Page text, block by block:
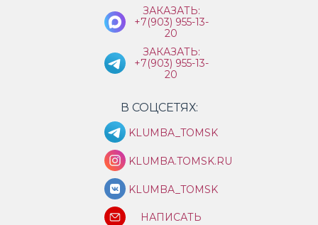
ЗАКАЗАТЬ:
+7(903) 955-13-
20
ЗАКАЗАТЬ:
+7(903) 955-13-
20
В СОЦСЕТЯХ:
KLUMBA_TOMSK
KLUMBA.TOMSK.RU
KLUMBA_TOMSK
НАПИСАТЬ